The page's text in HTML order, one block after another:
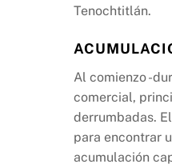
Tenochtitlán.
Al comienzo -
comercial,
derrumbadas.
para encontrar
acumulación